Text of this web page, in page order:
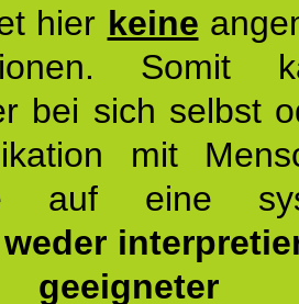
hier keine
Somit
bei sich selbst
mit
auf eine
weder